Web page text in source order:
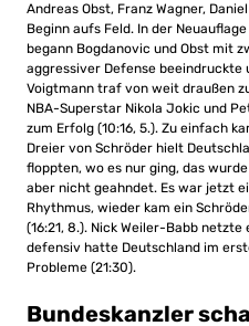
Andreas Obst, Franz Wagner,
Beginn aufs Feld. In der
begann Bogdanovic und Obst mit
aggressiver Defense beeindruckte
Voigtmann traf von weit draußen
NBA-Superstar Nikola Jokic und
zum Erfolg (10:16, 5.). Zu einfach
Dreier von Schröder hielt
floppten, wo es nur ging, das
aber nicht geahndet. Es war jetzt
Rhythmus, wieder kam ein
(16:21, 8.). Nick Weiler-Babb
defensiv hatte Deutschland im
Probleme (21:30).
Bundeskanzler